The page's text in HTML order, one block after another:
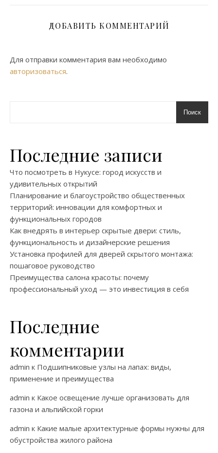
ДОБАВИТЬ КОММЕНТАРИЙ
Для отправки комментария вам необходимо
авторизоваться.
Поиск
Последние записи
Что посмотреть в Нукусе: город искусств и
удивительных открытий
Планирование и благоустройство общественных
территорий: инновации для комфортных и
функциональных городов
Как внедрять в интерьер скрытые двери: стиль,
функциональность и дизайнерские решения
Установка профилей для дверей скрытого монтажа:
пошаговое руководство
Преимущества салона красоты: почему
профессиональный уход — это инвестиция в себя
Последние
комментарии
admin к Подшипниковые узлы на лапах: виды,
применение и преимущества
admin к Какое освещение лучше организовать для
газона и альпийской горки
admin к Какие малые архитектурные формы нужны для
обустройства жилого района